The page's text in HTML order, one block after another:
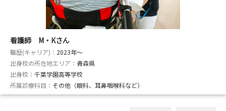
看護師 M・Kさん
職歴(キャリア)： 2023年〜
出身校の所在地エリア： 青森県
出身校： 千葉学園高等学校
所属診療科目： その他（眼科、耳鼻咽喉科など）